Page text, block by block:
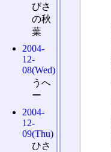
びさ
の秋
葉
2004-
12-
08(Wed)
うへ
ー
2004-
12-
09(Thu)
ひさ